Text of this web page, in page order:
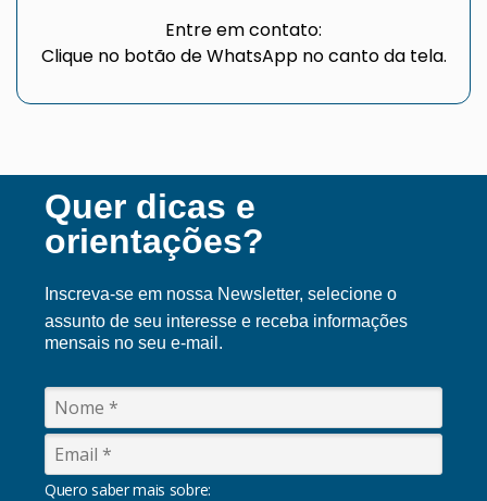
Entre em contato:
Clique no botão de WhatsApp no canto da tela.
Quer dicas e
orientações?
Inscreva-se em nossa Newsletter, selecione o
assunto de seu interesse e receba informações
mensais no seu e-mail.
Quero saber mais sobre: